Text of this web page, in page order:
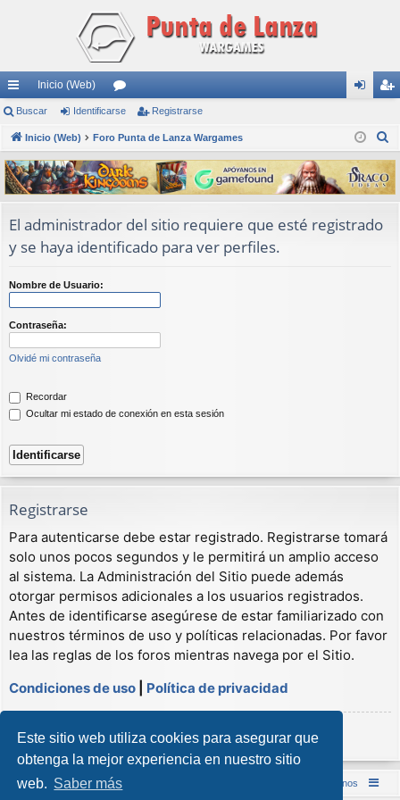
Este sitio web utiliza cookies para asegurar que
obtenga la mejor experiencia en nuestro sitio
web. Saber más
nl
ac
es
rá
pi
do
Inicio (Web)
or
os nti
fic
ar
ist
ra
rs
Buscar Identificarse Registrarse
Inicio (Web) Foro Punta de Lanza Wargames
s
c
El administrador del sitio requiere que esté registrado
y se haya identificado para ver perfiles.
Nombre de Usuario:
Contraseña:
Olvidé mi contraseña
Recordar
Ocultar mi estado de conexión en esta sesión
Registrarse
Para autenticarse debe estar registrado. Registrarse tomará
solo unos pocos segundos y le permitirá un amplio acceso
al sistema. La Administración del Sitio puede además
otorgar permisos adicionales a los usuarios registrados.
Antes de identificarse asegúrese de estar familiarizado con
nuestros términos de uso y políticas relacionadas. Por favor
lea las reglas de los foros mientras navega por el Sitio.
Condiciones de uso
Política de privacidad
Registrarse
Inicio (Web) Foro Punta de Lanza Wargames Contáctenos